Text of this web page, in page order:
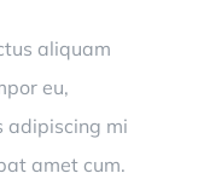
aliquam
eu,
adipiscing mi
amet cum.